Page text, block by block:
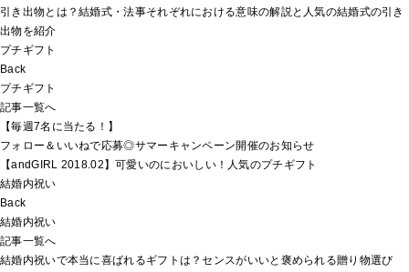
引き出物とは？結婚式・法事それぞれにおける意味の解説と人気の結婚式の引き
出物を紹介
プチギフト
Back
プチギフト
記事一覧へ
【毎週7名に当たる！】
フォロー＆いいねで応募◎サマーキャンペーン開催のお知らせ
【andGIRL 2018.02】可愛いのにおいしい！人気のプチギフト
結婚内祝い
Back
結婚内祝い
記事一覧へ
結婚内祝いで本当に喜ばれるギフトは？センスがいいと褒められる贈り物選び